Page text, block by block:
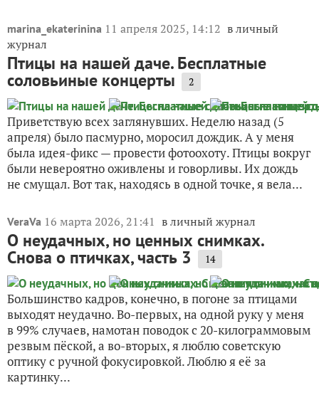
marina_ekaterinina 11 апреля 2025, 14:12 в личный
журнал
Птицы на нашей даче. Бесплатные
соловьиные концерты 2
Приветствую всех заглянувших. Неделю назад (5
апреля) было пасмурно, моросил дождик. А у меня
была идея-фикс — провести фотоохоту. Птицы вокруг
были невероятно оживлены и говорливы. Их дождь
не смущал. Вот так, находясь в одной точке, я вела...
VeraVa 16 марта 2026, 21:41 в личный журнал
О неудачных, но ценных снимках.
Снова о птичках, часть 3 14
Большинство кадров, конечно, в погоне за птицами
выходят неудачно. Во-первых, на одной руку у меня
в 99% случаев, намотан поводок с 20-килограммовым
резвым пёской, а во-вторых, я люблю советскую
оптику с ручной фокусировкой. Люблю я её за
картинку...